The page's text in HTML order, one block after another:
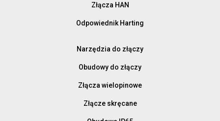
Złącza HAN
Odpowiednik Harting
Narzędzia do złączy
Obudowy do złączy
Złącza wielopinowe
Złącze skręcane